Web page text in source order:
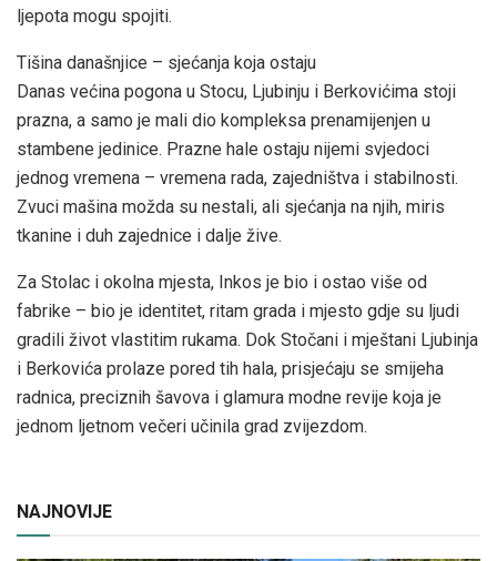
ljepota mogu spojiti.
Tišina današnjice – sjećanja koja ostaju
Danas većina pogona u Stocu, Ljubinju i Berkovićima stoji
prazna, a samo je mali dio kompleksa prenamijenjen u
stambene jedinice. Prazne hale ostaju nijemi svjedoci
jednog vremena – vremena rada, zajedništva i stabilnosti.
Zvuci mašina možda su nestali, ali sjećanja na njih, miris
tkanine i duh zajednice i dalje žive.
Za Stolac i okolna mjesta, Inkos je bio i ostao više od
fabrike – bio je identitet, ritam grada i mjesto gdje su ljudi
gradili život vlastitim rukama. Dok Stočani i mještani Ljubinja
i Berkovića prolaze pored tih hala, prisjećaju se smijeha
radnica, preciznih šavova i glamura modne revije koja je
jednom ljetnom večeri učinila grad zvijezdom.
NAJNOVIJE